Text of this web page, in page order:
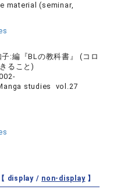
material (seminar,
子:編『BLの教科書』 (コロ
ること)
studies vol.27
【 display / non-display】